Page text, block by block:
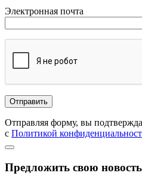
Электронная почта
Отправляя форму, вы
с Политикой
Предложить свою новость